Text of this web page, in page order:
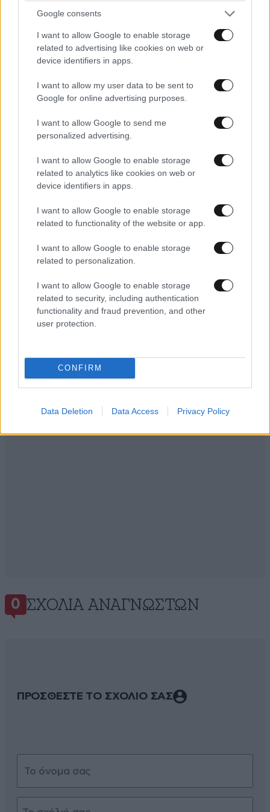
Google consents
I want to allow Google to enable storage
related to advertising like cookies on web or
device identifiers in apps.
I want to allow my user data to be sent to
Google for online advertising purposes.
I want to allow Google to send me
personalized advertising.
I want to allow Google to enable storage
related to analytics like cookies on web or
device identifiers in apps.
I want to allow Google to enable storage
related to functionality of the website or app.
I want to allow Google to enable storage
related to personalization.
I want to allow Google to enable storage
related to security, including authentication
functionality and fraud prevention, and other
user protection.
CONFIRM
Data Deletion Data Access Privacy Policy
Γιάννης Τσιμιτσέλης: Δημοσίευσε σπάνια
φωτογραφία με τον αδελφό του, Λάμπρο, για
να έχω φάει…»
Ακολουθήστε τοNEWSBEAST
και μάθετε πρώτοι όλες τις ειδήσεις
0 ΣΧΌΛΙΑ ΑΝΑΓΝΩΣΤΏΝ
ΠΡΟΣΘΕΣΤΕ ΤΟ ΣΧΟΛΙΟ ΣΑΣ